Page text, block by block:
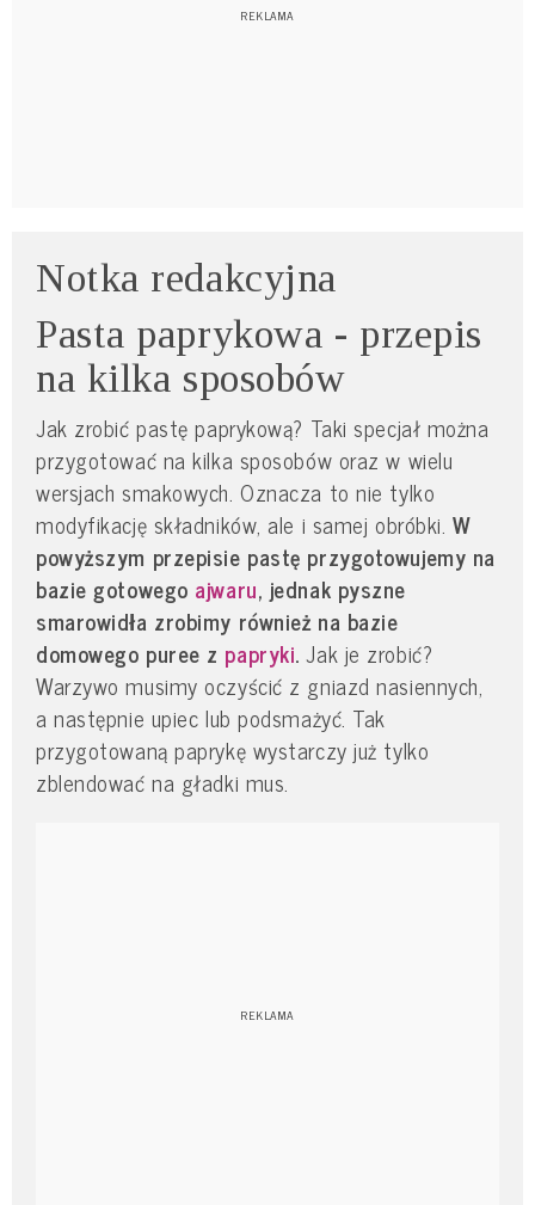
Notka redakcyjna
Pasta paprykowa - przepis
na kilka sposobów
Jak zrobić pastę paprykową? Taki specjał można
przygotować na kilka sposobów oraz w wielu
wersjach smakowych. Oznacza to nie tylko
modyfikację składników, ale i samej obróbki. W
powyższym przepisie pastę przygotowujemy na
bazie gotowego ajwaru, jednak pyszne
smarowidła zrobimy również na bazie
domowego puree z papryki.Jak je zrobić?
Warzywo musimy oczyścić z gniazd nasiennych,
a następnie upiec lub podsmażyć. Tak
przygotowaną paprykę wystarczy już tylko
zblendować na gładki mus.